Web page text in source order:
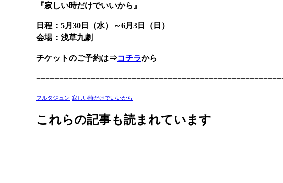
『寂しい時だけでいいから』
日程：5月30日（水）～6月3日（日）
会場：浅草九劇
チケットのご予約は⇒コチラから
フルタジュン 寂しい時だけでいいから
これらの記事も読まれています